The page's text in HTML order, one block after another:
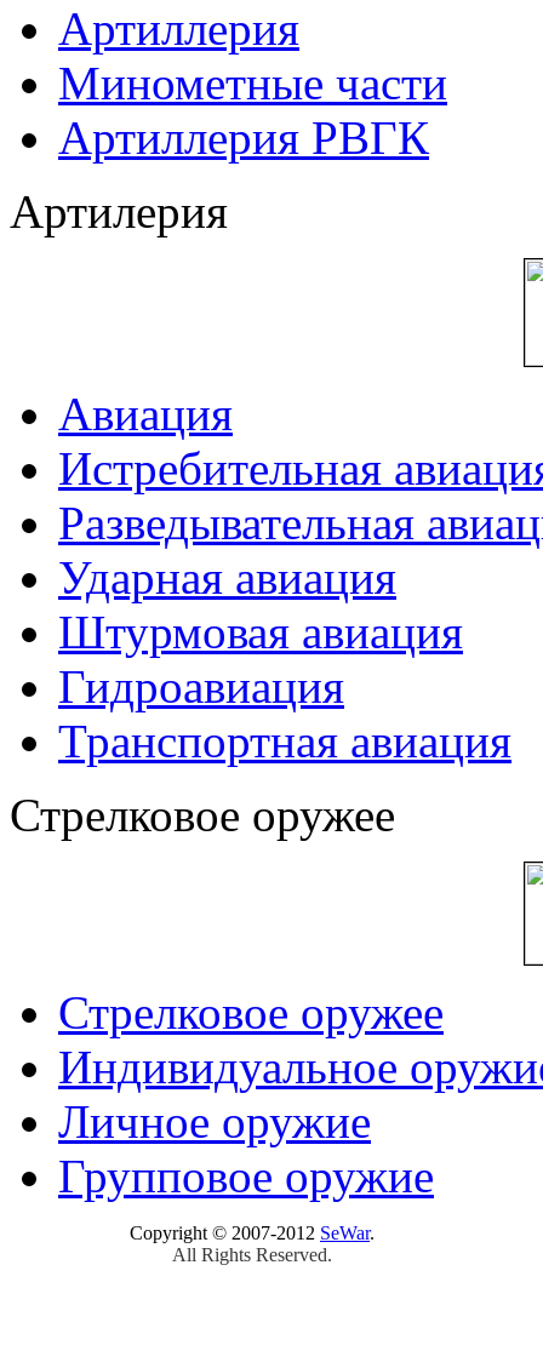
Артиллерия
Минометные части
Артиллерия РВГК
Артилерия
Авиация
Истребительная
Разведывательная
Ударная авиация
Штурмовая авиация
Гидроавиация
Транспортная авиация
Стрелковое оружее
Стрелковое оружее
Индивидуальное
Личное оружие
Групповое оружие
Copyright © 2007-2012 SeWar.
All Rights Reserved.